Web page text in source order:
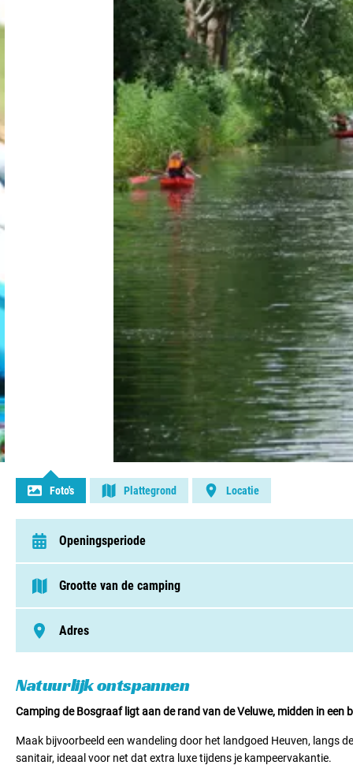
Nieuws / blog
Over Campingzoeker
Meld mijn camping aan
Samenwerken / adverteren
Foto's Plattegrond Locatie
Natuurlijk ontspannen
Camping de Bosgraaf ligt aan de rand van de Veluwe, midden in
Maak bijvoorbeeld een wandeling door het landgoed Heuven, langs
sanitair, ideaal voor net dat extra luxe tijdens je kampeervakantie.
Openingsperiode
van 31 maart t/m 28 oktober
Grootte van de camping
> 250 plaatsen
Adres
Kanaal Zuid 444, 7364 CB, Lieren